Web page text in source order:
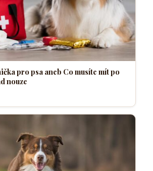
pro psa aneb Co musíte mít po
nouze